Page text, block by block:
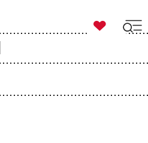

taz zahl ich